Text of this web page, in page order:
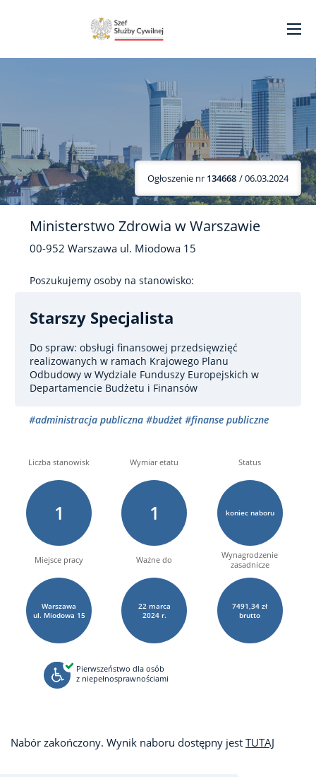
Ogłoszenie nr 134668 / 06.03.2024
Ministerstwo Zdrowia w Warszawie
00-952 Warszawa ul. Miodowa 15
Poszukujemy osoby na stanowisko:
Starszy Specjalista
Do spraw: obsługi finansowej przedsięwzięć
realizowanych w ramach Krajowego Planu
Odbudowy w Wydziale Funduszy Europejskich w
Departamencie Budżetu i Finansów
#administracja publiczna #budżet#finanse publiczne
Liczba stanowisk
1
Wymiar etatu
1
Status
koniec naboru
Miejsce pracy
Warszawa
ul. Miodowa 15
Ważne do
22 marca
2024 r.
Wynagrodzenie
zasadnicze
7491,34 zł
brutto
Pierwszeństwo dla osób
z niepełnosprawnościami
Nabór zakończony. Wynik naboru dostępny jest TUTAJ